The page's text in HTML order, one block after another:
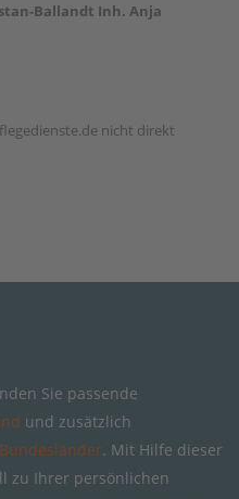
Ballandt Inh. Anja
nicht direkt
Sie passende
und zusätzlich
Bundesländer. Mit Hilfe dieser
zu Ihrer persönlichen